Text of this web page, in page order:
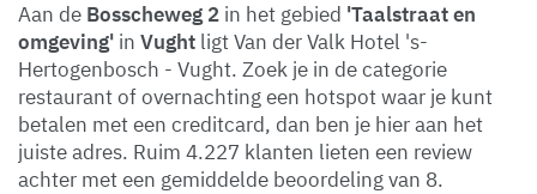
Aan de Bosscheweg 2 in het gebied 'Taalstraat en
omgeving' in Vught ligt Van der Valk Hotel 's-
Hertogenbosch - Vught. Zoek je in de categorie
restaurant of overnachting een hotspot waar je kunt
betalen met een creditcard, dan ben je hier aan het
juiste adres. Ruim 4.227 klanten lieten een review
achter met een gemiddelde beoordeling van 8.